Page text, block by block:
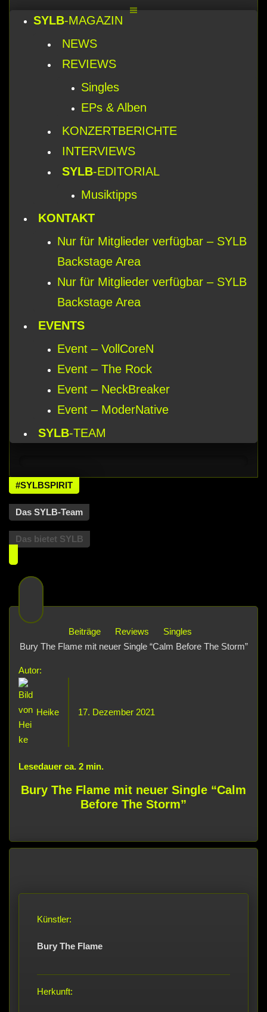
Vendul und Altruist am 24.10.2025 im
ROTTSTR5-THEATER, Bochum
SYLB-MAGAZIN
NEWS
REVIEWS
Singles
EPs & Alben
KONZERTBERICHTE
INTERVIEWS
SYLB-EDITORIAL
Musiktipps
KONTAKT
Nur für Mitglieder verfügbar – SYLB
Backstage Area
Nur für Mitglieder verfügbar – SYLB
Backstage Area
EVENTS
Event – VollCoreN
Event – The Rock
Event – NeckBreaker
Event – ModerNative
SYLB-TEAM
#SYLBSPIRIT
Das SYLB-Team
Das bietet SYLB
Beiträge Reviews
Singles
Bury The Flame mit neuer Single “Calm Before The Storm”
Autor:
Heike 17. Dezember 2021
Lesedauer ca. 2 min.
Bury The Flame mit neuer Single “Calm
Before The Storm”
Künstler:
Bury The Flame
Herkunft: